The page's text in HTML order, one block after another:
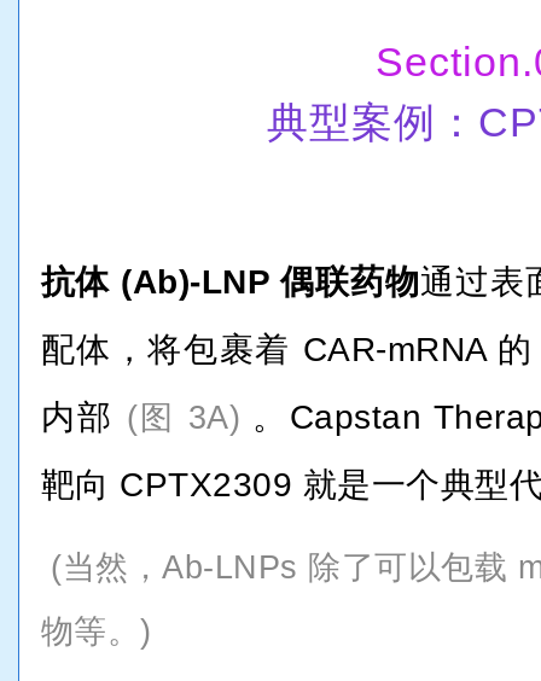
典型案例：
抗体 (Ab)-LNP 偶联药物通过表
配体，将包裹着 CAR-mRNA
内部 (图 3A) 。 Capstan
靶向 CPTX2309 就是一个典型
(当然，Ab-LNPs 除了可以包载
物等。)